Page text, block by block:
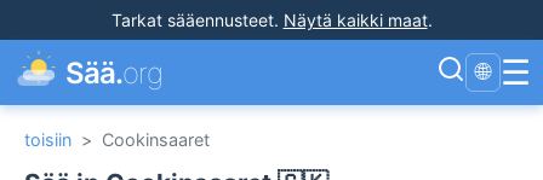
Tarkat sääennusteet. Näytä kaikki maat.
Sää.org 🌐 ☰
toisiin > Cookinsaaret